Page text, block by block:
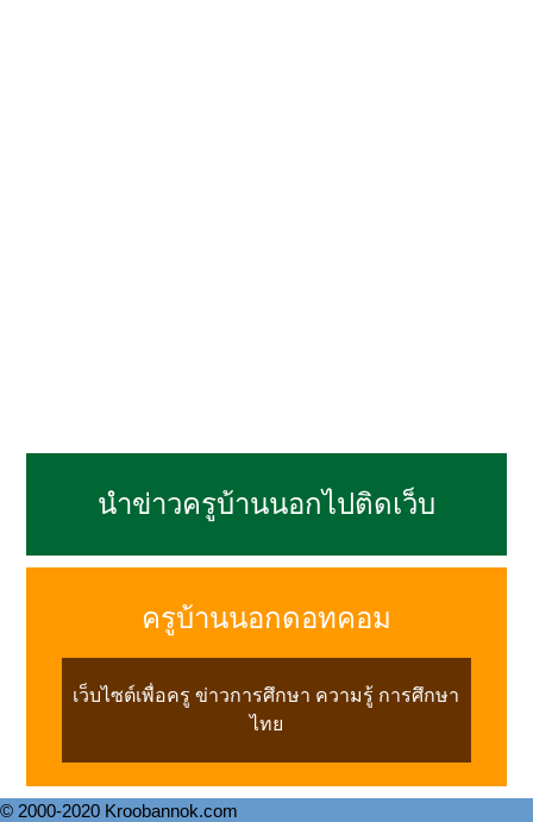
นำข่าวครูบ้านนอกไปติดเว็บ
ครูบ้านนอกดอทคอม
เว็บไซต์เพื่อครู ข่าวการศึกษา ความรู้ การศึกษา
ไทย
© 2000-2020 Kroobannok.com